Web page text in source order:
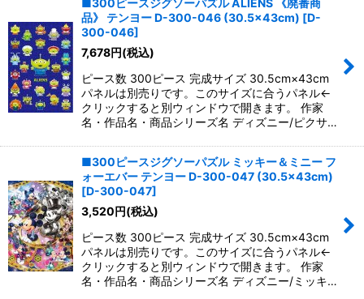
■300ピースジグソーパズル ALIENS 《廃番商
品》 テンヨー D-300-046 (30.5×43cm) [D-
300-046]
7,678円(税込)
ピース数 300ピース 完成サイズ 30.5cm×43cm
パネルは別売りです。このサイズに合うパネル←
クリックすると別ウィンドウで開きます。 作家
名・作品名・商品シリーズ名 ディズニー/ピクサ…
■300ピースジグソーパズル ミッキー＆ミニー フ
ォーエバー テンヨー D-300-047 (30.5×43cm)
[D-300-047]
3,520円(税込)
ピース数 300ピース 完成サイズ 30.5cm×43cm
パネルは別売りです。このサイズに合うパネル←
クリックすると別ウィンドウで開きます。 作家
名・作品名・商品シリーズ名 ディズニー/ミッキ…